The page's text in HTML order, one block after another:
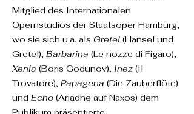
Mitglied des Internationalen
Opernstudios der Staatsoper Hamburg,
wo sie sich u.a. als Gretel (Hänsel und
Gretel), Barbarina (Le nozze di Figaro),
Xenia (Boris Godunov), Inez (Il
Trovatore), Papagena (Die Zauberflöte)
und Echo (Ariadne auf Naxos) dem